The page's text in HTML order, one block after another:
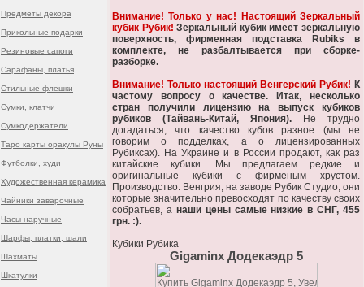
Предметы декора
Прикольные подарки
Резиновые сапоги
Сарафаны, платья
Стильные флешки
Сумки, клатчи
Сумкодержатели
Таро карты оракулы Руны
Футболки, худи
Художественная керамика
Чайники заварочные
Часы наручные
Шарфы, платки, шали
Шахматы
Шкатулки
Внимание! Только у нас! Настоящий Зеркальный
кубик Рубик! Зеркальный кубик имеет зеркальную
поверхность, фирменная подставка Rubiks в
комплекте, не разбалтывается при сборке-
разборке.
Внимание! Только настоящий Венгерский Рубик! К
частому вопросу о качестве. Итак, несколько
стран получили лицензию на выпуск кубиков
рубиков (Тайвань-Китай, Япония).
Не трудно
догадаться, что качество кубов разное (мы не
говорим о подделках, а о лицензированных
Рубиксах). На Украине и в России продают, как раз
китайские кубики. Мы предлагаем редкие и
оригинальные кубики с фирменым хрустом.
Производство: Венгрия, на заводе Рубик Студио, они
которые значительно превосходят по качеству своих
собратьев, а наши цены самые низкие в СНГ, 455
грн. :).
Кубики Рубика
Gigaminx Додекаэдр 5